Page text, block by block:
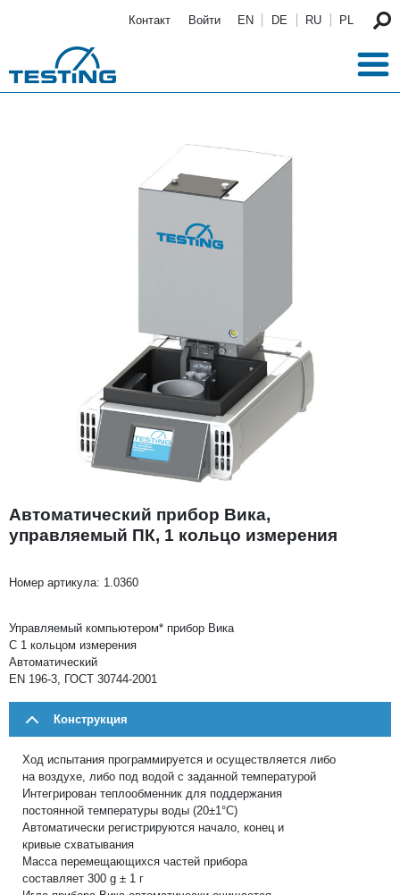
Контакт Войти EN DE RU PL
Автоматический прибор Вика,
управляемый ПК, 1 кольцо измерения
Номер артикула: 1.0360
Управляемый компьютером* прибор Вика
С 1 кольцом измерения
Автоматический
EN 196-3, ГОСТ 30744-2001
Конструкция
Ход испытания программируется и осуществляется либо
на воздухе, либо под водой c заданной температурой
Интегрирован теплообменник для поддержания
постоянной температуры воды (20±1°C)
Автоматически регистрируются начало, конец и
кривые схватывания
Масса перемещающихся частей прибора
составляет 300 g ± 1 г